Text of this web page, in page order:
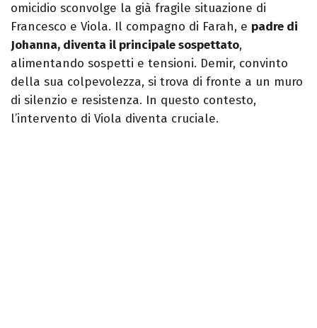
omicidio sconvolge la già fragile situazione di
Francesco e Viola. Il compagno di Farah, e padre di
Johanna, diventa il principale sospettato,
alimentando sospetti e tensioni. Demir, convinto
della sua colpevolezza, si trova di fronte a un muro
di silenzio e resistenza. In questo contesto,
l’intervento di Viola diventa cruciale.